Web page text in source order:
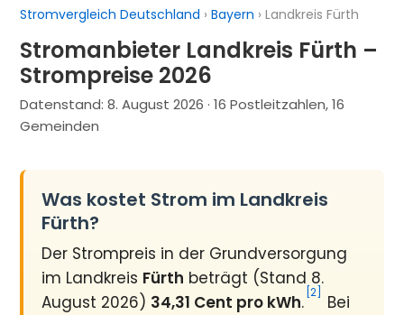
Stromvergleich Deutschland ›Bayern ›Landkreis Fürth
Stromanbieter Landkreis Fürth –
Strompreise 2026
Datenstand:8. August 2026 · 16 Postleitzahlen, 16
Gemeinden
Was kostet Strom im Landkreis
Fürth?
Der Strompreis in der Grundversorgung
im Landkreis Fürth beträgt (Stand 8.
August 2026) 34,31 Cent pro kWh. [2]
Bei